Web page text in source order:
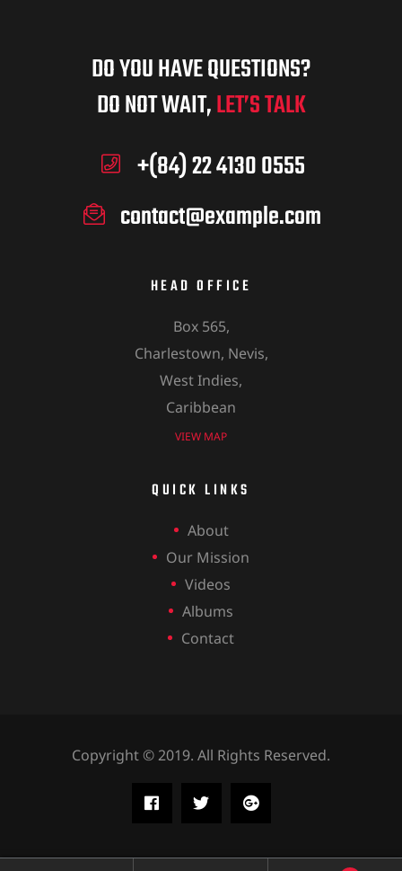
DO YOU HAVE QUESTIONS?
DO NOT WAIT,LET’S TALK
+(84) 22 4130 0555
contact@example.com
HEAD OFFICE
Box 565,
Charlestown, Nevis,
West Indies,
Caribbean
VIEW MAP
QUICK LINKS
About
Our Mission
Videos
Albums
Contact
Copyright © 2019. All Rights Reserved.